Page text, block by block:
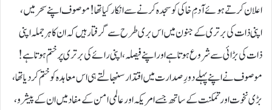
اعلان کرتے ہوئے آدمِ خاکی کو سجدہ کرنے سے انکار کیا تھا!موصوف اپنے سحر میں،
اپنی ذات کی برتری کے جنون میں اس بری طرح سے گرفتار ہیں کہ ان کا ہر جملہ اپنی
ذات کی بڑائی سے شروع ہوتا ہے اور اپنے فیصلہ، اپنی رائے کی برتری پر ختم ہوتا ہے !
موصوف نے اپنے پہلے دورِ صدارت میں اقتدار سنبھالتے ہی اس معاہدہ کو ختم کردیا تھا،
بڑی نخوت اور تمکنت کے ساتھ جسے امریکہ اور عالمی امن کے مفاد میں ان کے پیشرو،